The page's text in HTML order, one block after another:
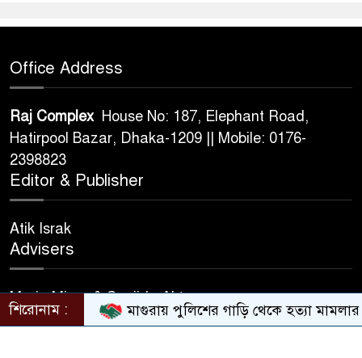
Office Address
Raj Complex House No: 187, Elephant Road,
Hatirpool Bazar, Dhaka-1209 || Mobile: 0176-
2398823
Editor & Publisher
Atik Israk
Advisers
Maria Mirza & Sanjida Akter
শিরোনাম : মাগুরায় পুলিশের গাড়ি থেকে হত্যা মামলার